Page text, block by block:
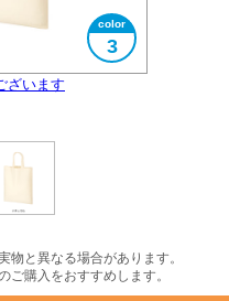
ざいます
3
応
ージ
物と異なる場合があります。
ご購入をおすすめします。